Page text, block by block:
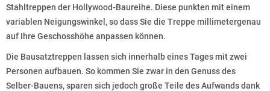
Stahltreppen der Hollywood-Baureihe. Diese punkten mit einem
variablen Neigungswinkel, so dass Sie die Treppe millimetergenau
auf Ihre Geschosshöhe anpassen können.
Die Bausatztreppen lassen sich innerhalb eines Tages mit zwei
Personen aufbauen. So kommen Sie zwar in den Genuss des
Selber-Bauens, sparen sich jedoch große Teile des Aufwands dank